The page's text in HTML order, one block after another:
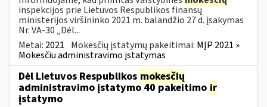
inspekcijos prie Lietuvos Respublikos finansų
ministerijos viršininko 2021 m. balandžio 27 d. įsakymas
Nr. VA-30 „Dėl...
Metai: 2021 Mokesčių įstatymų pakeitimai: MĮP 2021 »
Mokesčiu administravimo įstatymas
Dėl Lietuvos Respublikos mokesčių
administravimo įstatymo 40 pakeitimo ir
įstatymo